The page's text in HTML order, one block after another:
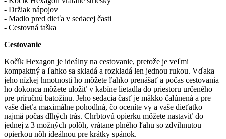
- Držiak nápojov
- Madlo pred dieťa v sedacej časti
- Cestovná taška
Cestovanie
Kočík Hexagon je ideálny na cestovanie, pretože je veľmi
kompaktný a ľahko sa skladá a rozkladá len jednou rukou. Vďaka
jeho nízkej hmotnosti ho môžete ľahko prenášať a počas cestovania
ho dokonca môžete uložiť v kabíne lietadla do priestoru určeného
pre príručnú batožinu. Jeho sedacia časť je mäkko čalúnená a pre
vaše dieťa maximálne pohodlná, čo oceníte vy a vaše dieťatko
najmä počas dlhých trás. Chrbtovú opierku môžete nastaviť do
jednej z 3 možných polôh, vrátane plného ľahu so zdvihnutou
opierkou nôh ideálnou pre krátky spánok.